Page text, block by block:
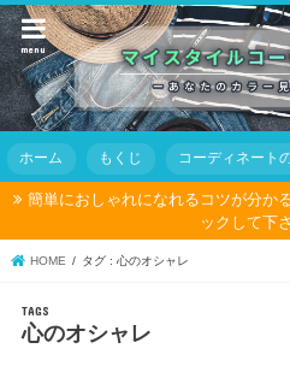
menu
ホーム もくじ コーディネート
簡単におしゃれになれるコツが分か
ックして下
HOME タグ : 心のオシャレ
心のオシャレ